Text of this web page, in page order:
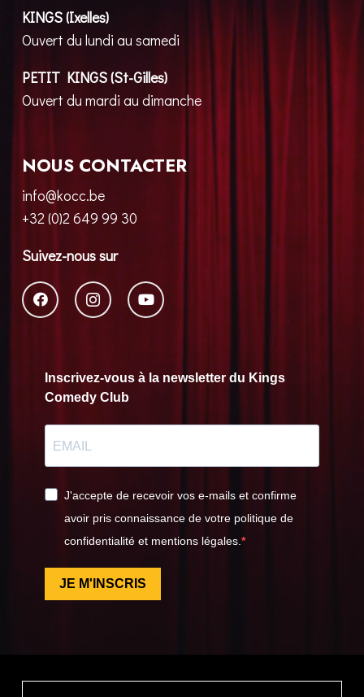
KINGS (Ixelles)
Ouvert du lundi au samedi
PETIT KINGS (St-Gilles)
Ouvert du mardi au dimanche
NOUS CONTACTER
info@kocc.be
+32 (0)2 649 99 30
Suivez-nous sur
Inscrivez-vous à la newsletter du Kings
Comedy Club
J'accepte de recevoir vos e-mails et confirme
avoir pris connaissance de votre politique de
confidentialité et mentions légales.
JE M'INSCRIS